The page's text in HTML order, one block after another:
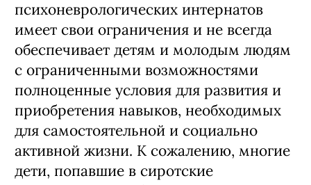
психоневрологических интернатов
имеет свои ограничения и не всегда
обеспечивает детям и молодым людям
с ограниченными возможностями
полноценные условия для развития и
приобретения навыков, необходимых
для самостоятельной и социально
активной жизни. К сожалению, многие
дети, попавшие в сиротские